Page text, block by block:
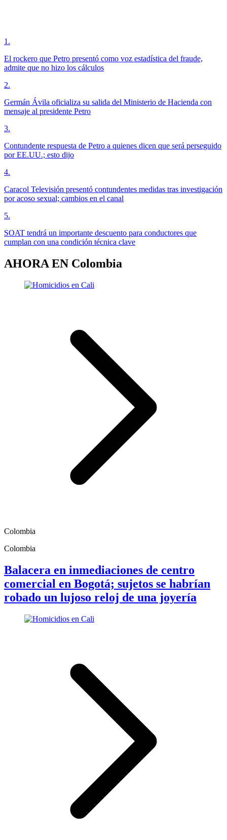
1 .
El rockero que Petro presentó como voz estadística del fraude,
admite que no hizo los cálculos
2.
Germán Ávila oficializa su salida del Ministerio de Hacienda con
mensaje al presidente Petro
3.
Contundente respuesta de Petro a quienes dicen que será perseguido
por EE.UU.; esto dijo
4.
Caracol Televisión presentó contundentes medidas tras investigación
por acoso sexual; cambios en el canal
5.
SOAT tendrá un importante descuento para conductores que
cumplan con una condición técnica clave
AHORA EN Colombia
Colombia
Colombia
Balacera en inmediaciones de centro
comercial en Bogotá; sujetos se habrían
robado un lujoso reloj de una joyería